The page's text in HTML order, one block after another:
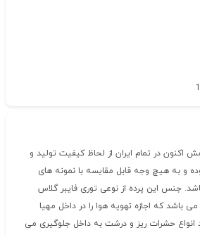
در تمام ایران از لحاظ کیفیت تولید و
و به هیچ وجه قابل مقایسه با نمونه های
جنس این پرده از نوعی توری فایبر گلاس
باشد که اجازه تهویه هوا را در داخل مهیا
انواع حشرات ریز و درشت به داخل جلوگیری می